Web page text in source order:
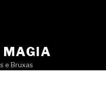
MAGIA
e Bruxas